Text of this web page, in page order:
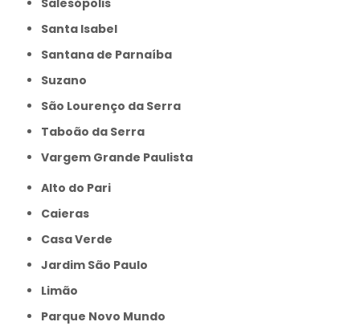
Salesópolis
Santa Isabel
Santana de Parnaíba
Suzano
São Lourenço da Serra
Taboão da Serra
Vargem Grande Paulista
Alto do Pari
Caieras
Casa Verde
Jardim São Paulo
Limão
Parque Novo Mundo